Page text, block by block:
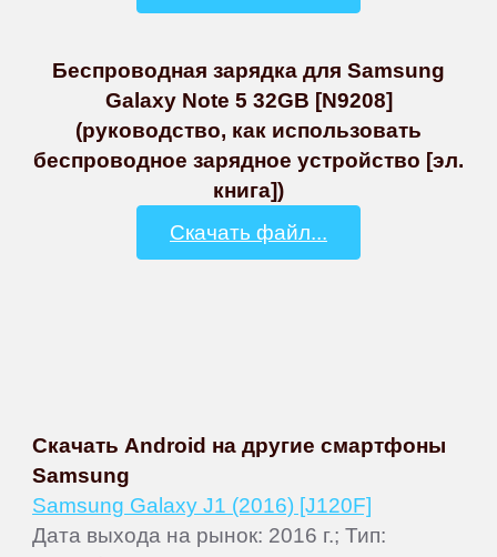
Беспроводная зарядка для Samsung
Galaxy Note 5 32GB [N9208]
(руководство, как использовать
беспроводное зарядное устройство [эл.
книга])
Скачать файл...
Скачать Android на другие смартфоны
Samsung
Samsung Galaxy J1 (2016) [J120F]
Дата выхода на рынок: 2016 г.; Тип: